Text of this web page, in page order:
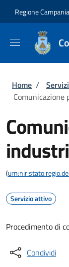
Regione Campania
Briciole
Home / Servizi
(
Servizio attivo
Procedimento di
Condividi